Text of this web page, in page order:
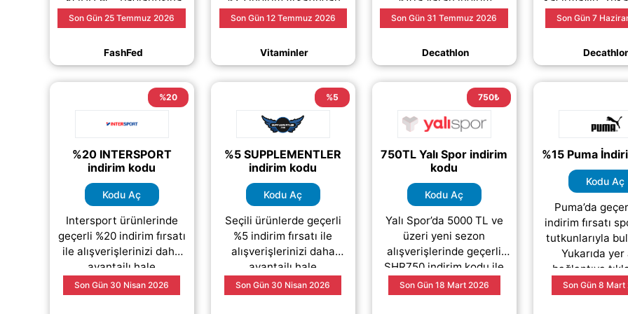
tıklayarak indirim
kodunuzu görüntüleyebilir
ve ödeme aşamasında
(daha&helliip;)
Son Gün 25 Temmuz 2026
FashFed
yararlanabilirsiniz.
Takviye edici gıdalar,
vitaminler,
(daha&helliip;)
Son Gün 12 Temmuz 2026
Vitaminler
fırsatından
yararlanabilirsiniz. Spor
ekipmanları, giyim
(daha&helliip;)
Son Gün 31 Temmuz 2026
Decathlon
alan
yararlanmak için
AÇ”
Son Gün 7
%20
%20 INTERSPORT
indirim kodu
Kodu Aç
Intersport ürünlerinde
geçerli %20 indirim fırsatı
ile alışverişlerinizi daha
avantajlı hale
getirebilirsiniz. Intersport
mobil uygulaması
Son Gün 30 Nisan 2026
%5
%5 SUPPLEMENTLER
indirim kodu
Kodu Aç
Seçili ürünlerde geçerli
%5 indirim fırsatı ile
alışverişlerinizi daha
avantajlı hale
getirebilirsiniz.
Supplementler
Son Gün 30 Nisan 2026
750₺
750TL Yalı Spor indirim
kodu
Kodu Aç
Yalı Spor’da 5000 TL ve
üzeri yeni sezon
alışverişlerinde geçerli
SHR750 indirim kodu ile
750 TL indirim fırsatından
yararlanabilirsiniz. Spor
Son Gün 18 Mart 2026
%15 Puma
Kodu Aç
Puma’da
indirim fırsatı
tutkunlarıyla
Yukarıda yer
bağlantıya
kodu açabilir ve
adımında
Son Gün 8 Mart